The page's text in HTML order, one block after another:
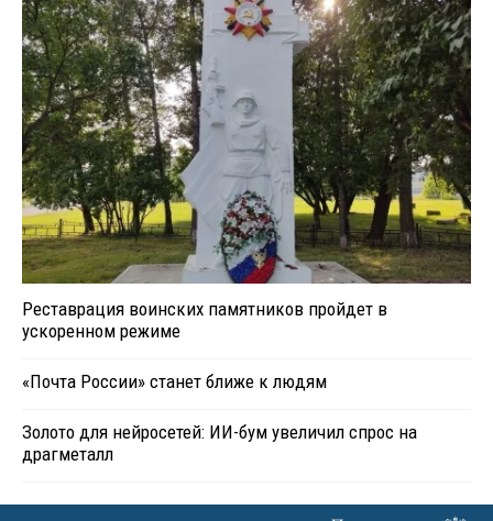
Реставрация воинских памятников пройдет в
ускоренном режиме
«Почта России» станет ближе к людям
Золото для нейросетей: ИИ-бум увеличил спрос на
драгметалл